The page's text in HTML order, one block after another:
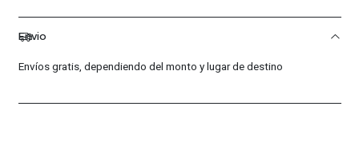
circulación de aire ayudando a la transpirabilidad y Plantilla
elaborada en caucho multitaco ideal para juegos en terreno
Envio
Envíos gratis, dependiendo del monto y lugar de destino